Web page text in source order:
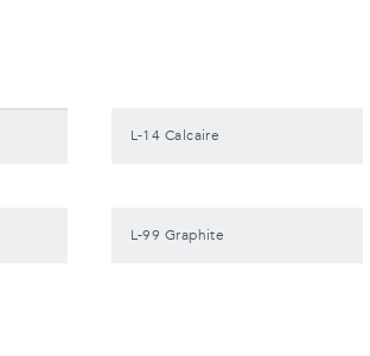
L-14 Calcaire
L-99 Graphite